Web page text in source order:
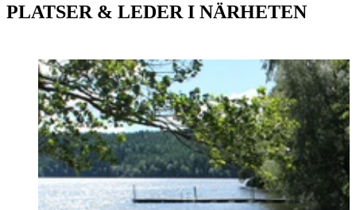
PLATSER & LEDER I NÄRHETEN